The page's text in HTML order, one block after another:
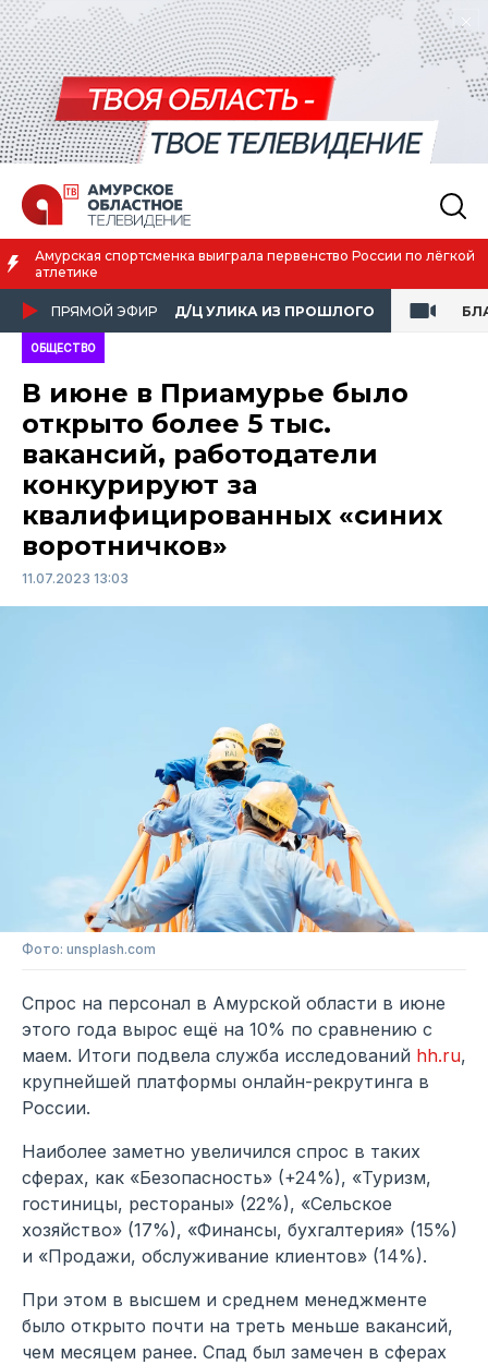
Благовещенск вошёл в число городов с наилучшим качеством
жизни
ПРЯМОЙ ЭФИР Д/Ц УЛИКА ИЗ ПРОШЛОГО
ОБЩЕСТВО
В июне в Приамурье было
открыто более 5 тыс.
вакансий, работодатели
конкурируют за
квалифицированных «синих
воротничков»
11.07.2023 13:03
Фото: unsplash.com
Спрос на персонал в Амурской области в июне
этого года вырос ещё на 10% по сравнению с
маем. Итоги подвела служба исследований hh.ru,
крупнейшей платформы онлайн-рекрутинга в
России.
Наиболее заметно увеличился спрос в таких
сферах, как «Безопасность» (+24%), «Туризм,
гостиницы, рестораны» (22%), «Сельское
хозяйство» (17%), «Финансы, бухгалтерия» (15%)
и «Продажи, обслуживание клиентов» (14%).
При этом в высшем и среднем менеджменте
было открыто почти на треть меньше вакансий,
чем месяцем ранее. Спад был замечен в сферах